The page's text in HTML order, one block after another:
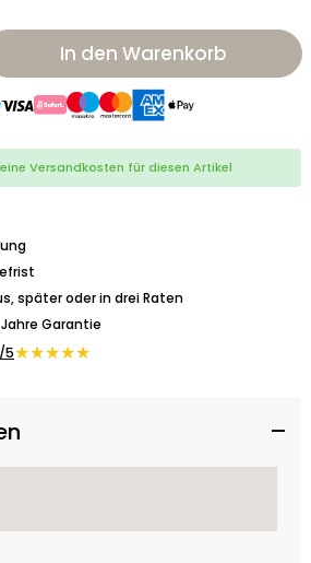
In den Warenkorb
Versandkosten für diesen Artikel
später oder in drei Raten
Garantie
5★★★★★